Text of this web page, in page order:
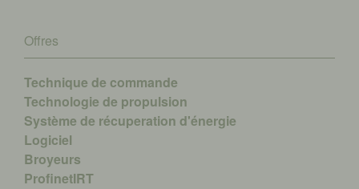
Offres
Technique de commande
Technologie de propulsion
Système de récuperation d'énergie
Logiciel
Broyeurs
ProfinetIRT